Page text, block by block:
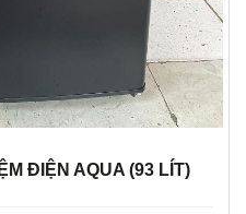
ĐIỆN AQUA (93 LÍT)